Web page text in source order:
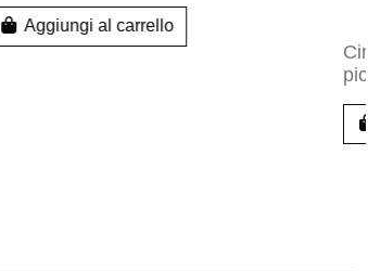
Ciminiera di accensione